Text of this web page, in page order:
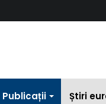
Publicații Știri